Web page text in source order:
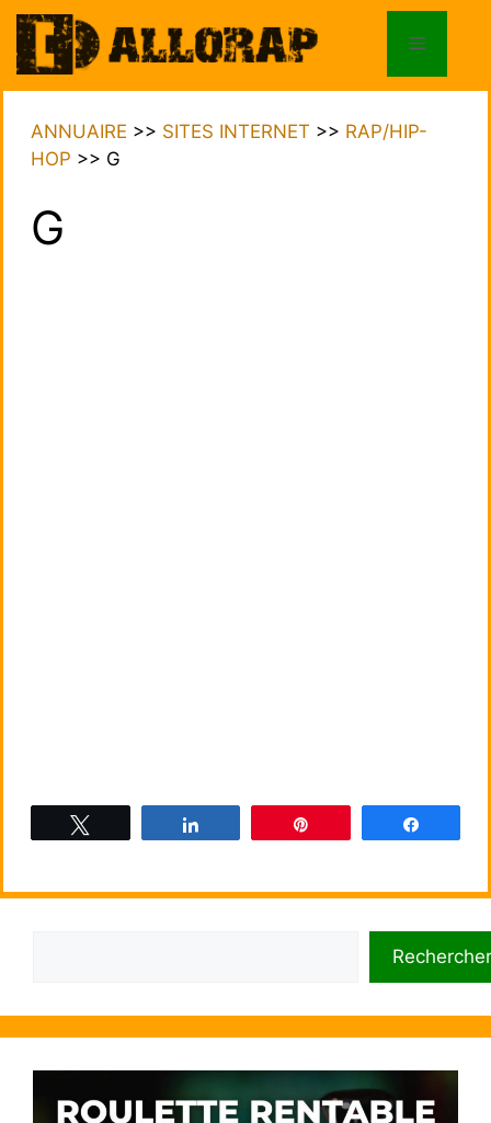
Aller
au
contenu
Menu
ANNUAIRE >> SITES INTERNET >> RAP/HIP-
HOP >> G
G
Rechercher